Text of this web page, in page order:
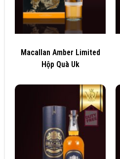
Macallan Amber Limited
Hộp Quà Uk